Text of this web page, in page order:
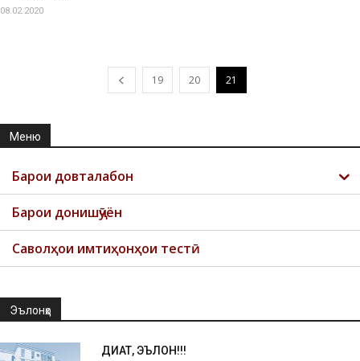
08.02.2020
19 20 21
Меню
Барои довталабон
Барои донишҷӯён
Саволҳои имтиҳонҳои тестӣ
Эълонҳо
ДИҚҚАТ, ЭЪЛОН!!!